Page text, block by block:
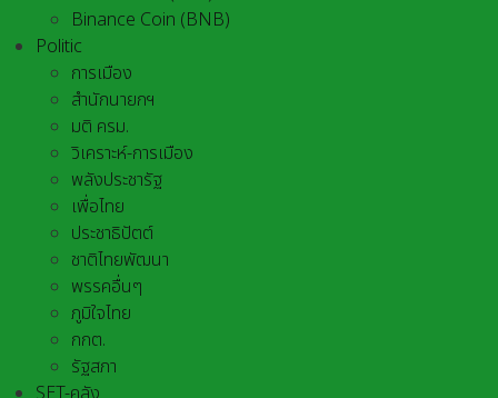
Binance Coin (BNB)
Politic
การเมือง
สำนักนายกฯ
มติ ครม.
วิเคราะห์-การเมือง
พลังประชารัฐ
เพื่อไทย
ประชาธิปัตต์
ชาติไทยพัฒนา
พรรคอื่นๆ
ภูมิใจไทย
กกต.
รัฐสภา